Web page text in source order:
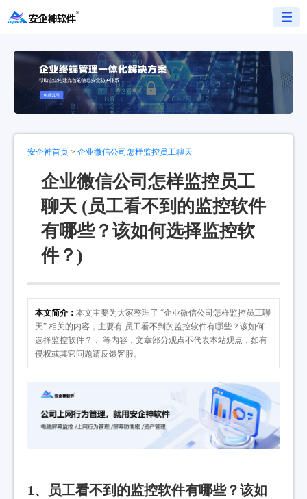
安企神首页 > 企业微信公司怎样监控员工聊天
企业微信公司怎样监控员工
聊天 (员工看不到的监控软件
有哪些？该如何选择监控软
件？)
本文简介： 本文主要为大家整理了 “企业微信公司怎样监控员工聊
天” 相关的内容，主要有 员工看不到的监控软件有哪些？该如何
选择监控软件？， 等内容，文章部分观点不代表本站观点，如有
侵权或其它问题请反馈客服。
1、员工看不到的监控软件有哪些？该如